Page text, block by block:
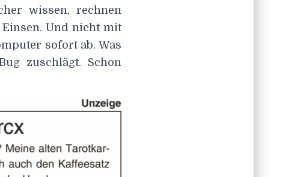
wissen, rechnen
Und nicht mit
sofort ab. Was
zuschlägt. Schon